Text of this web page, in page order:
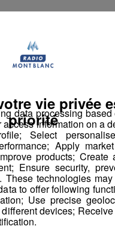
data processing based
information on a
Select
Apply
products; Create
Ensure security,
technologies
to offer following
Use precise
devices;
vie privée
priorité